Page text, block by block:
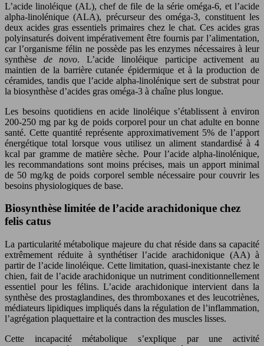
L’acide linoléique (AL), chef de file de la série oméga-6, et l’acide
alpha-linolénique (ALA), précurseur des oméga-3, constituent les
deux acides gras essentiels primaires chez le chat. Ces acides gras
polyinsaturés doivent impérativement être fournis par l’alimentation,
car l’organisme félin ne possède pas les enzymes nécessaires à leur
synthèse de novo. L’acide linoléique participe activement au
maintien de la barrière cutanée épidermique et à la production de
céramides, tandis que l’acide alpha-linolénique sert de substrat pour
la biosynthèse d’acides gras oméga-3 à chaîne plus longue.
Les besoins quotidiens en acide linoléique s’établissent à environ
200-250 mg par kg de poids corporel pour un chat adulte en bonne
santé. Cette quantité représente approximativement 5% de l’apport
énergétique total lorsque vous utilisez un aliment standardisé à 4
kcal par gramme de matière sèche. Pour l’acide alpha-linolénique,
les recommandations sont moins précises, mais un apport minimal
de 50 mg/kg de poids corporel semble nécessaire pour couvrir les
besoins physiologiques de base.
Biosynthèse limitée de l’acide arachidonique chez
felis catus
La particularité métabolique majeure du chat réside dans sa capacité
extrêmement réduite à synthétiser l’acide arachidonique (AA) à
partir de l’acide linoléique. Cette limitation, quasi-inexistante chez le
chien, fait de l’acide arachidonique un nutriment conditionnellement
essentiel pour les félins. L’acide arachidonique intervient dans la
synthèse des prostaglandines, des thromboxanes et des leucotriènes,
médiateurs lipidiques impliqués dans la régulation de l’inflammation,
l’agrégation plaquettaire et la contraction des muscles lisses.
Cette incapacité métabolique s’explique par une activité